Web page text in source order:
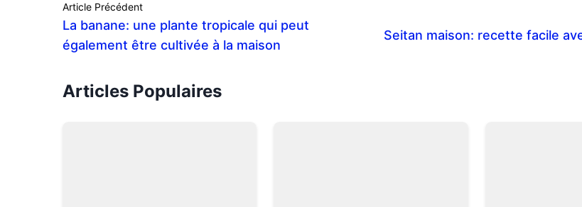
Article Précédent
La banane: une plante tropicale qui peut
également être cultivée à la maison
Seitan maison: recette facile
Articles Populaires